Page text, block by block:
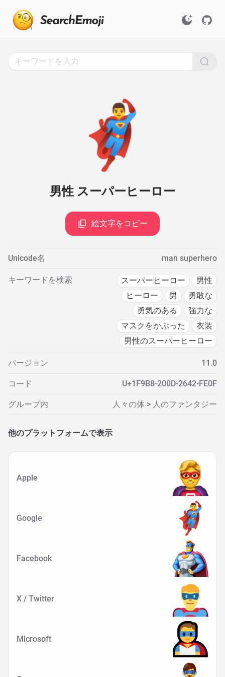
🦸‍♂️
男性 スーパーヒーロー
絵文字をコピー
Unicode名 man superhero
キーワードを検索 スーパーヒーロー
男性
ヒーロー
男
勇敢な
勇気のある
強力な
マスクをかぶった
衣装
男性のスーパーヒーロー
バージョン 11.0
コード U+1F9B8-200D-2642-FE0F
グループ内 人々の体 > 人のファンタジー
他のプラットフォームで表示
Apple
Google
Facebook
X / Twitter
Microsoft